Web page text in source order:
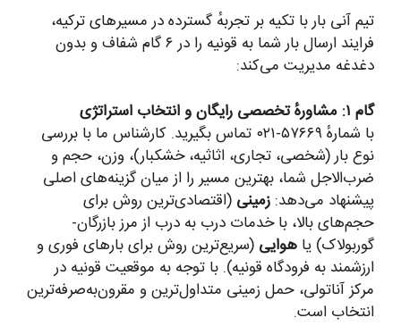
تیم آنی بار با تکیه بر تجربهٔ گسترده در مسیرهای ترکیه،
فرایند ارسال بار شما به قونیه را در ۶ گام شفاف و بدون
دغدغه مدیریت می‌کند:
گام ۱: مشاورهٔ تخصصی رایگان و انتخاب استراتژی
با شمارهٔ ۵۷۶۶۹-۰۲۱ تماس بگیرید. کارشناس ما با بررسی
نوع بار (شخصی، تجاری، اثاثیه، خشکبار)، وزن، حجم و
ضرب‌الاجل شما، بهترین مسیر را از میان گزینه‌های اصلی
پیشنهاد می‌دهد: زمینی (اقتصادی‌ترین روش برای
حجم‌های بالا، با خدمات درب به درب از مرز بازرگان-
گوربولاک) یا هوایی (سریع‌ترین روش برای بارهای فوری و
ارزشمند به فرودگاه قونیه). با توجه به موقعیت قونیه در
مرکز آناتولی، حمل زمینی متداول‌ترین و مقرون‌به‌صرفه‌ترین
انتخاب است.